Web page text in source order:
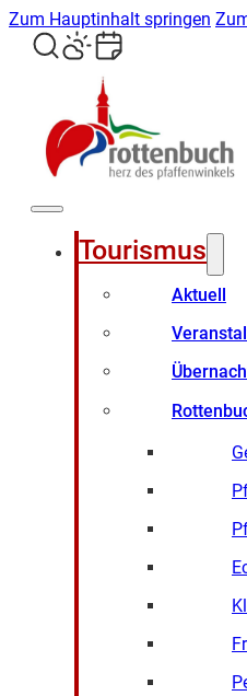
Zum Hauptinhalt springen
Tourismus
Aktuell